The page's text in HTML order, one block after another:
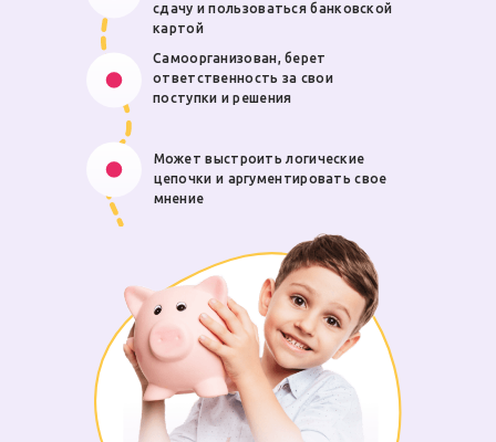
сдачу и пользоваться банковской
картой
Самоорганизован, берет
ответственность за свои
поступки и решения
Может выстроить логические
цепочки и аргументировать свое
мнение